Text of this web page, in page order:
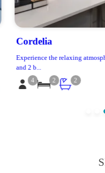
Cordelia
Experience the relaxing
and 2 b...
4
2 2